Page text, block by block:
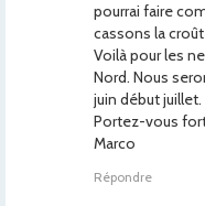
pourrai faire
cassons la
Voilà pour les
Nord. Nous
juin début juillet.
Portez-vous
Marco
Répondre